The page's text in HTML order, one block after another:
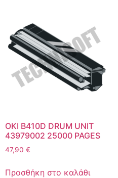
OKI B410D DRUM UNIT
43979002 25000 PAGES
47,90 €
Προσθήκη στο καλάθι